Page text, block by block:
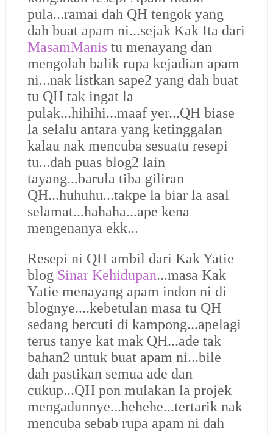
pula...ramai dah QH tengok yang
dah buat apam ni...sejak Kak Ita dari
MasamManistu menayang dan
mengolah balik rupa kejadian apam
ni...nak listkan sape2 yang dah buat
tu QH tak ingat la
pulak...hihihi...maaf yer...QH biase
la selalu antara yang ketinggalan
kalau nak mencuba sesuatu resepi
tu...dah puas blog2 lain
tayang...barula tiba giliran
QH...huhuhu...takpe la biar la asal
selamat...hahaha...ape kena
mengenanya ekk...
Resepi ni QH ambil dari Kak Yatie
blog Sinar Kehidupan...masa Kak
Yatie menayang apam indon ni di
blognye....kebetulan masa tu QH
sedang bercuti di kampong...apelagi
terus tanye kat mak QH...ade tak
bahan2 untuk buat apam ni...bile
dah pastikan semua ade dan
cukup...QH pon mulakan la projek
mengadunnye...hehehe...tertarik nak
mencuba sebab rupa apam ni dah